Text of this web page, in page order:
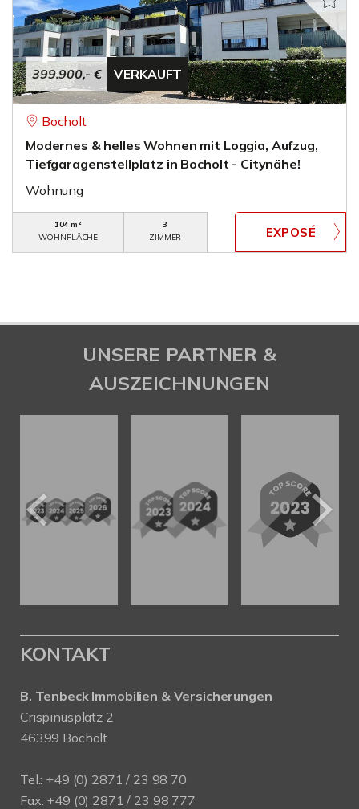
399.900,- € VERKAUFT
Bocholt
Modernes & helles Wohnen mit Loggia, Aufzug,
Tiefgaragenstellplatz in Bocholt - Citynähe!
Wohnung
104 m²
WOHNFLÄCHE
3
ZIMMER
UNSERE PARTNER &
AUSZEICHNUNGEN
KONTAKT
B. Tenbeck Immobilien & Versicherungen
Crispinusplatz 2
46399 Bocholt
Tel.: +49 (0) 2871 / 23 98 70
Fax: +49 (0) 2871 / 23 98 777